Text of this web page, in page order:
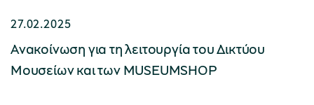
27.02.2025
Ανακοίνωση για τη λειτουργία του Δικτύου
Μουσείων και των MUSEUMSHOP